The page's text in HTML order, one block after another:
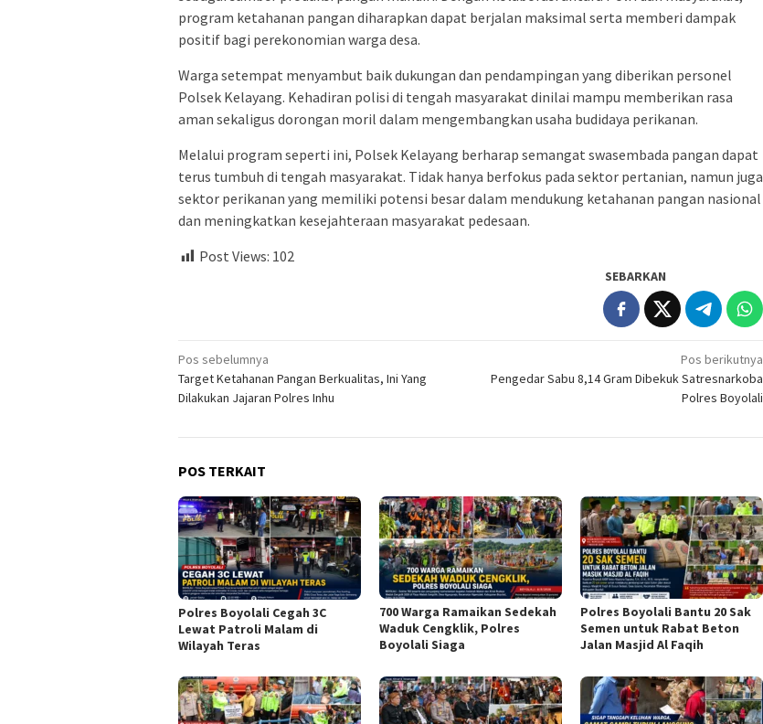
program ketahanan pangan diharapkan dapat berjalan maksimal serta memberi dampak
positif bagi perekonomian warga desa.
Warga setempat menyambut baik dukungan dan pendampingan yang diberikan personel
Polsek Kelayang. Kehadiran polisi di tengah masyarakat dinilai mampu memberikan rasa
aman sekaligus dorongan moril dalam mengembangkan usaha budidaya perikanan.
Melalui program seperti ini, Polsek Kelayang berharap semangat swasembada pangan dapat
terus tumbuh di tengah masyarakat. Tidak hanya berfokus pada sektor pertanian, namun juga
sektor perikanan yang memiliki potensi besar dalam mendukung ketahanan pangan nasional
dan meningkatkan kesejahteraan masyarakat pedesaan.
Post Views: 102
SEBARKAN
Navigasi
pos
Pos sebelumnya
Target Ketahanan Pangan Berkualitas, Ini Yang
Dilakukan Jajaran Polres Inhu
Pos berikutnya
Pengedar Sabu 8,14 Gram Dibekuk Satresnarkoba
Polres Boyolali
POS TERKAIT
Polres Boyolali Cegah 3C
Lewat Patroli Malam di
Wilayah Teras
700 Warga Ramaikan Sedekah
Waduk Cengklik, Polres
Boyolali Siaga
Polres Boyolali Bantu 20 Sak
Semen untuk Rabat Beton
Jalan Masjid Al Faqih